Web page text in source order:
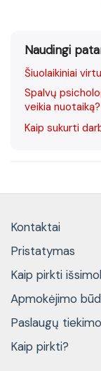
Naudingi
Šiuolaikiniai
Spalvų
veikia nuotaiką?
Kaip sukurti
Kontaktai
Pristatymas
Kaip pirkti
Apmokėjimo
Paslaugų
Kaip pirkti?